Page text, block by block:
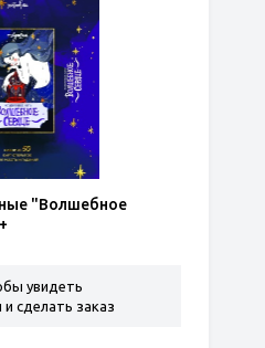
"Волшебное
увидеть
сделать заказ